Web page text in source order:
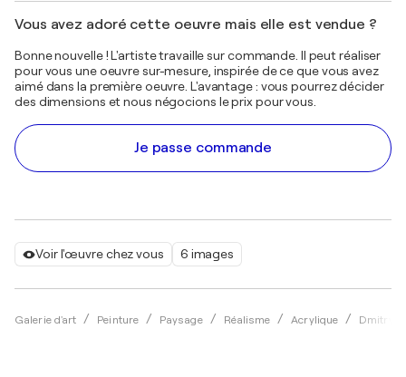
Voir l'œuvre chez vous 6 images
Galerie d'art Peinture Paysage Réalisme Acrylique Dmitry
Vous avez adoré cette oeuvre mais elle est vendue ?
Bonne nouvelle ! L'artiste travaille sur commande. Il peut réaliser
pour vous une oeuvre sur-mesure, inspirée de ce que vous avez
aimé dans la première oeuvre. L'avantage : vous pourrez décider
des dimensions et nous négocions le prix pour vous.
Je passe commande